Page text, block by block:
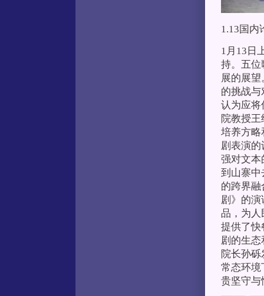
1.13国内
1月13日
持。五位
展的展
的挑战
认为应将
院教授
培养方略
剧表演的
强对文本
到山寨中
的跨界
剧》的
品，为人
提供了快
剧的生
院长孙
常态环境
贵坚守与